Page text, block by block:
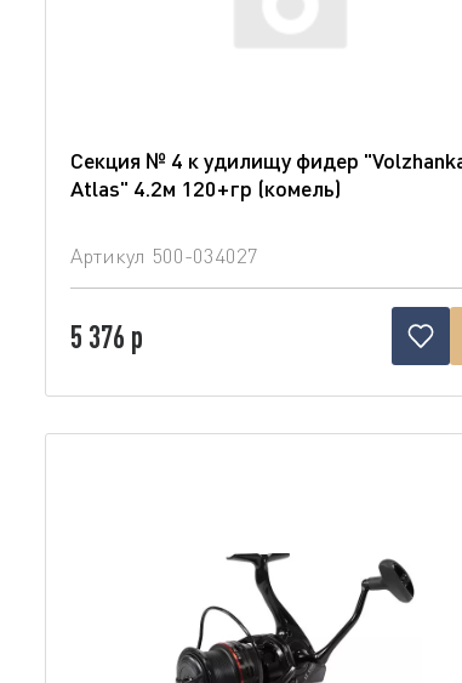
Секция № 4 к удилищу фидер
Atlas" 4.2м 120+гр (комель)
Артикул 500-034027
5 376 р